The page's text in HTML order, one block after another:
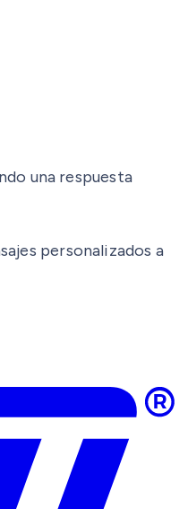
una respuesta
personalizados a